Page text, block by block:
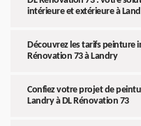
intérieure et extérieure à
Découvrez les tarifs peinture
Rénovation 73 à Landry
Confiez votre projet de
Landry à DL Rénovation 73